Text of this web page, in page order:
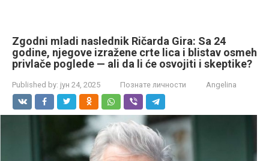
Zgodni mladi naslednik Ričarda Gira: Sa 24
godine, njegove izražene crte lica i blistav osmeh
privlače poglede — ali da li će osvojiti i skeptike?
Published by: јун 24, 2025 Познате личности Angelina